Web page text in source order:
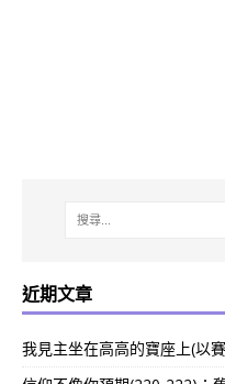
近期文章
我見主坐在高高的寶座上(以